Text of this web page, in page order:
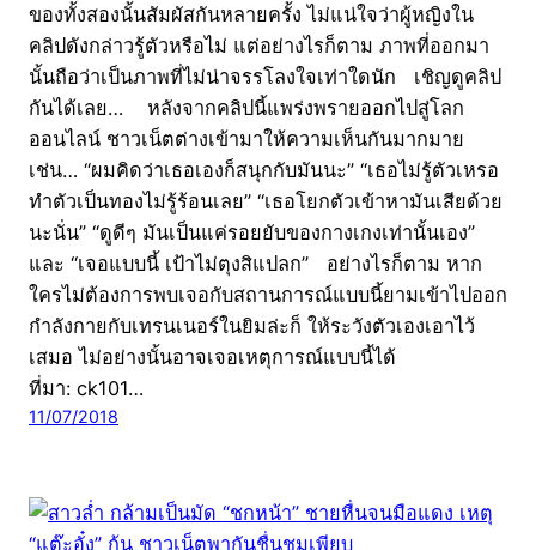
ของทั้งสองนั้นสัมผัสกันหลายครั้ง ไม่แน่ใจว่าผู้หญิงใน
คลิปดังกล่าวรู้ตัวหรือไม่ แต่อย่างไรก็ตาม ภาพที่ออกมา
นั้นถือว่าเป็นภาพที่ไม่น่าจรรโลงใจเท่าใดนัก เชิญดูคลิป
กันได้เลย… หลังจากคลิปนี้แพร่งพรายออกไปสู่โลก
ออนไลน์ ชาวเน็ตต่างเข้ามาให้ความเห็นกันมากมาย
เช่น… “ผมคิดว่าเธอเองก็สนุกกับมันนะ” “เธอไม่รู้ตัวเหรอ
ทำตัวเป็นทองไม่รู้ร้อนเลย” “เธอโยกตัวเข้าหามันเสียด้วย
นะนั่น” “ดูดีๆ มันเป็นแค่รอยยับของกางเกงเท่านั้นเอง”
และ “เจอแบบนี้ เป้าไม่ตุงสิแปลก” อย่างไรก็ตาม หาก
ใครไม่ต้องการพบเจอกับสถานการณ์แบบนี้ยามเข้าไปออก
กำลังกายกับเทรนเนอร์ในยิมล่ะก็ ให้ระวังตัวเองเอาไว้
เสมอ ไม่อย่างนั้นอาจเจอเหตุการณ์แบบนี้ได้
ที่มา: ck101…
11/07/2018